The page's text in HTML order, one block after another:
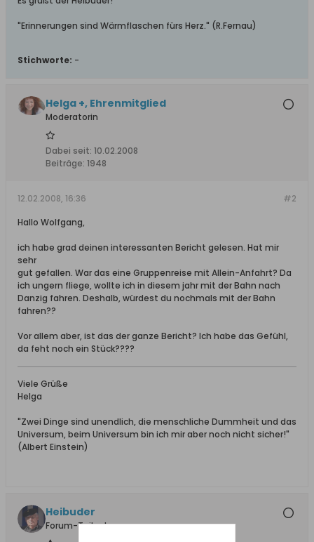
"Erinnerungen sind Wärmflaschen fürs Herz." (R.Fernau)
Stichworte: -
Helga +, Ehrenmitglied
Moderatorin
Dabei seit: 10.02.2008
Beiträge: 1948
#2
12.02.2008, 16:36
Hallo Wolfgang,
ich habe grad deinen interessanten Bericht gelesen. Hat mir
sehr
gut gefallen. War das eine Gruppenreise mit Allein-Anfahrt? Da
ich ungern fliege, wollte ich in diesem jahr mit der Bahn nach
Danzig fahren. Deshalb, würdest du nochmals mit der Bahn
fahren??
Vor allem aber, ist das der ganze Bericht? Ich habe das Gefühl,
da feht noch ein Stück????
Viele Grüße
Helga
"Zwei Dinge sind unendlich, die menschliche Dummheit und das
Universum, beim Universum bin ich mir aber noch nicht sicher!"
(Albert Einstein)
Heibuder
Forum-Teilnehmer